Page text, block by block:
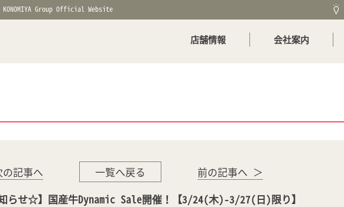
KONOMIYA Group Official Website
店舗情報 会社案内
記事へ 一覧へ戻る
前の記事へ ＞
知らせ☆】国産牛Dynamic Sale開催！【3/24(木)-3/27(日)限り】